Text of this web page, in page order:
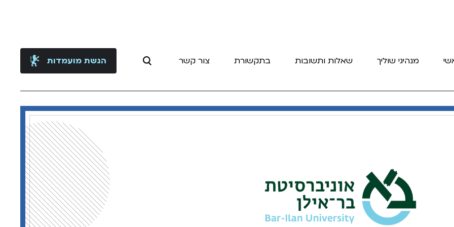
מנהיגי שוליך שאלות ותשובות בתקשורת צור קשר הגשת מועמדות